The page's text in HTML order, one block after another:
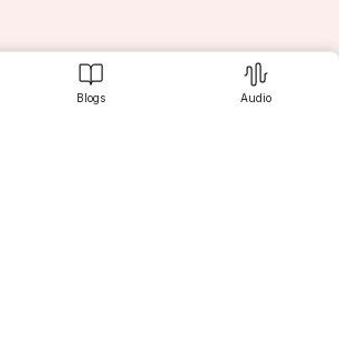
Blogs Audio